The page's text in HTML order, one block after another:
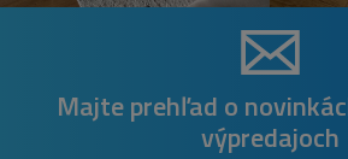
Majte prehľad o
výpredajoch